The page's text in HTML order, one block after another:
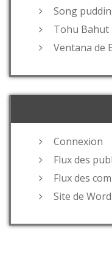
Song
Tohu Bahut
Ventana de
Connexion
Flux des
Flux des
Site de